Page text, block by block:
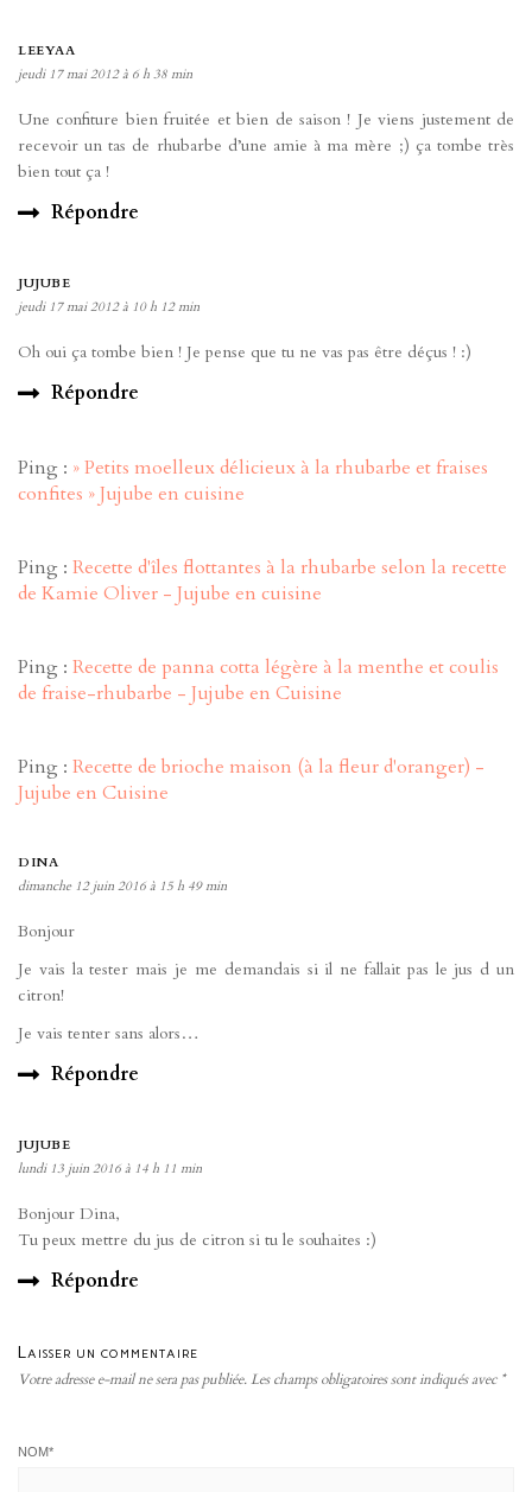
LEEYAA
jeudi 17 mai 2012 à 6 h 38 min
Une confiture bien fruitée et bien de saison ! Je viens justement de
recevoir un tas de rhubarbe d’une amie à ma mère ;) ça tombe très
bien tout ça !
Répondre
JUJUBE
jeudi 17 mai 2012 à 10 h 12 min
Oh oui ça tombe bien ! Je pense que tu ne vas pas être déçus ! :)
Répondre
Ping : » Petits moelleux délicieux à la rhubarbe et fraises
confites » Jujube en cuisine
Ping : Recette d'îles flottantes à la rhubarbe selon la recette
de Kamie Oliver - Jujube en cuisine
Ping : Recette de panna cotta légère à la menthe et coulis
de fraise-rhubarbe - Jujube en Cuisine
Ping : Recette de brioche maison (à la fleur d'oranger) -
Jujube en Cuisine
DINA
dimanche 12 juin 2016 à 15 h 49 min
Bonjour
Je vais la tester mais je me demandais si il ne fallait pas le jus d un
citron!
Je vais tenter sans alors…
Répondre
JUJUBE
lundi 13 juin 2016 à 14 h 11 min
Bonjour Dina,
Tu peux mettre du jus de citron si tu le souhaites :)
Répondre
Laisser un commentaire
Votre adresse e-mail ne sera pas publiée.Les champs obligatoires sont indiqués avec *
NOM*